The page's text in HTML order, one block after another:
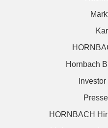
Hornbach
HORNBACH